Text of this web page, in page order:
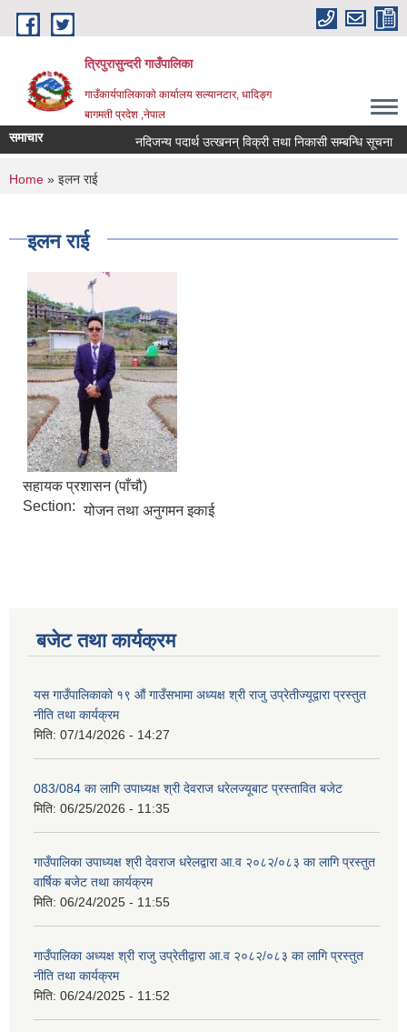
Skip to main content
त्रिपुरासुन्दरी गाउँपालिका
गाउँकार्यपालिकाको कार्यालय सल्यानटार, धादिङ्ग
बागमती प्रदेश ,नेपाल
समाचार नदिजन्य पदार्थ उत्खनन् विक्री तथा निकासी सम्बन्धि सूचना
You are here
Home » इलन राई
इलन राई
सहायक प्रशासन (पाँचौ)
Section: योजन तथा अनुगमन इकाई
बजेट तथा कार्यक्रम
यस गाउँपालिकाको १९ औं गाउँसभामा अध्यक्ष श्री राजु उप्रेतीज्यूद्वारा प्रस्तुत
नीति तथा कार्यक्रम
मिति: 07/14/2026 - 14:27
083/084 का लागि उपाध्यक्ष श्री देवराज धरेलज्यूबाट प्रस्तावित बजेट
मिति: 06/25/2026 - 11:35
गाउँपालिका उपाध्यक्ष श्री देवराज धरेलद्वारा आ.व २०८२/०८३ का लागि प्रस्तुत
वार्षिक बजेट तथा कार्यक्रम
मिति: 06/24/2025 - 11:55
गाउँपालिका अध्यक्ष श्री राजु उप्रेतीद्वारा आ.व २०८२/०८३ का लागि प्रस्तुत
नीति तथा कार्यक्रम
मिति: 06/24/2025 - 11:52